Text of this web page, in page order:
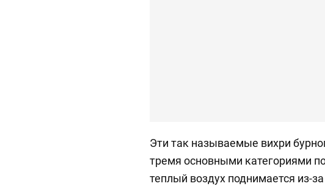
Эти так называемые вихри
тремя основными категориями
теплый воздух поднимается из-